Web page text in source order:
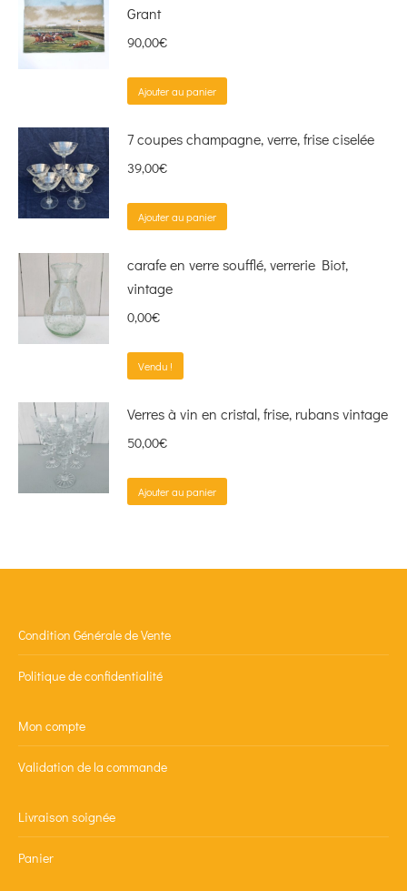
Grant
90,00€
Ajouter au panier
7 coupes champagne, verre, frise ciselée
39,00€
Ajouter au panier
carafe en verre soufflé, verrerie Biot,
vintage
0,00€
Vendu !
Verres à vin en cristal, frise, rubans vintage
50,00€
Ajouter au panier
Condition Générale de Vente
Politique de confidentialité
Mon compte
Validation de la commande
Livraison soignée
Panier